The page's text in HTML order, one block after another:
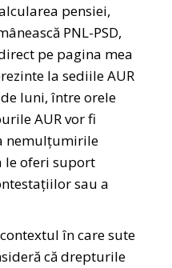
pensiei,
PNL-PSD,
pe pagina mea
la sediile AUR
luni, între orele
AUR vor fi
nemulțumirile
le oferi suport
sau a
în care sute
că drepturile